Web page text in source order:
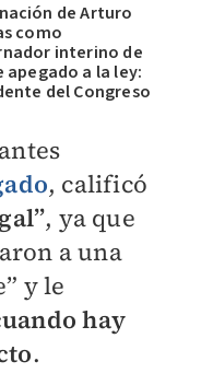
de Arturo
como
interino de
apegado a la ley:
del Congreso
, calificó
, ya que
a una
y le
hay
.